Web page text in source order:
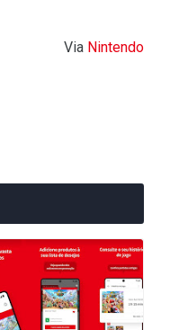
Via Nintendo